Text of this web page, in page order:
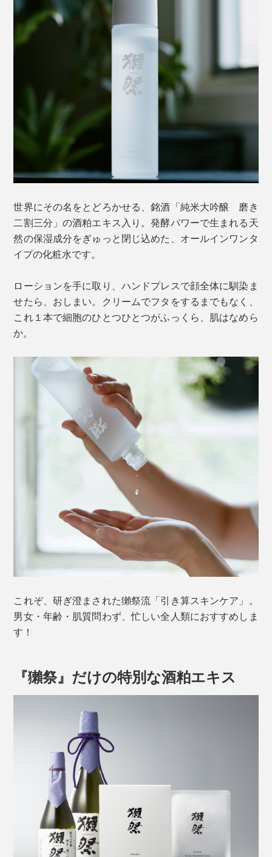
世界にその名をとどろかせる、銘酒「純米大吟醸 磨き
二割三分」の酒粕エキス入り。発酵パワーで生まれる天
然の保湿成分をぎゅっと閉じ込めた、オールインワンタ
イプの化粧水です。
ローションを手に取り、ハンドプレスで顔全体に馴染ま
せたら、おしまい。クリームでフタをするまでもなく、
これ１本で細胞のひとつひとつがふっくら、肌はなめら
か。
これぞ、研ぎ澄まされた獺祭流「引き算スキンケア」。
男女・年齢・肌質問わず、忙しい全人類におすすめしま
す！
『獺祭』だけの特別な酒粕エキス